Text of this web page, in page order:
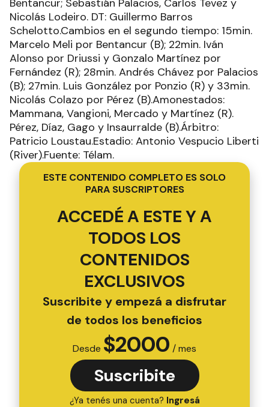
Bentancur; Sebastián Palacios, Carlos Tevez y
Nicolás Lodeiro. DT: Guillermo Barros
Schelotto.Cambios en el segundo tiempo: 15min.
Marcelo Meli por Bentancur (B); 22min. Iván
Alonso por Driussi y Gonzalo Martínez por
Fernández (R); 28min. Andrés Chávez por Palacios
(B); 27min. Luis González por Ponzio (R) y 33min.
Nicolás Colazo por Pérez (B).Amonestados:
Mammana, Vangioni, Mercado y Martínez (R).
Pérez, Díaz, Gago y Insaurralde (B).Árbitro:
Patricio Loustau.Estadio: Antonio Vespucio Liberti
(River).Fuente: Télam.
ESTE CONTENIDO COMPLETO ES SOLO
PARA SUSCRIPTORES
ACCEDÉ A ESTE Y A
TODOS LOS
CONTENIDOS
EXCLUSIVOS
Suscribite y empezá a disfrutar
de todos los beneficios
Desde $2000 / mes
Suscribite
¿Ya tenés una cuenta? Ingresá